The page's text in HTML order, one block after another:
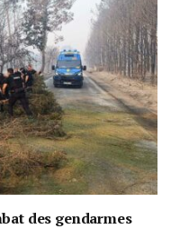
des gendarmes